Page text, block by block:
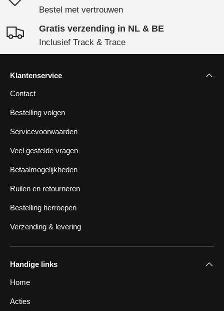
Bestel met vertrouwen
Gratis verzending in NL & BE
Inclusief Track & Trace
Klantenservice
Contact
Bestelling volgen
Servicevoorwaarden
Veel gestelde vragen
Betaalmogelijkheden
Ruilen en retourneren
Bestelling herroepen
Verzending & levering
Handige links
Home
Acties